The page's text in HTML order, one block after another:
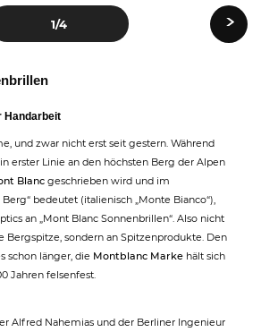
1/4 ›
Handarbeit
und zwar nicht erst seit gestern. Während
erster Linie an den höchsten Berg der Alpen
Blanc geschrieben wird und im
bedeutet (italienisch „Monte Bianco“),
an „Mont Blanc Sonnenbrillen“. Also nicht
Bergspitze, sondern an Spitzenprodukte. Den
schon länger, die Montblanc Marke hält sich
Jahren felsenfest.
Alfred Nahemias und der Berliner Ingenieur